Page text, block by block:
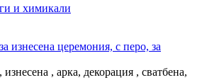
и химикали